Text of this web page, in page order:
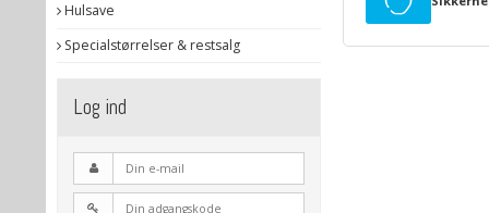
Hulsave
Specialstørrelser & restsalg
Log ind